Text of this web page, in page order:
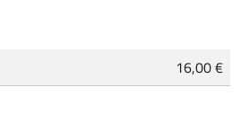
16,00 €